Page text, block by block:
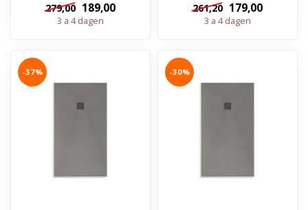
279,00 189,00
3 a 4 dagen
261,20 179,00
3 a 4 dagen
-37% -30%